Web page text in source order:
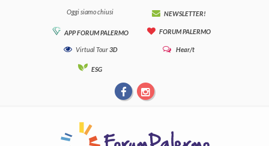
Oggi siamo chiusi NEWSLETTER!
APP FORUM PALERMO FORUM PALERMO
Virtual Tour3D Hear/t
ESG